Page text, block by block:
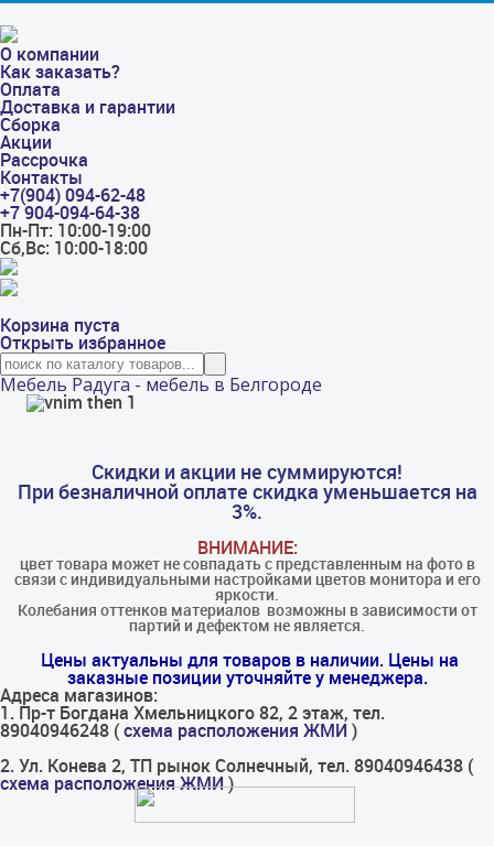
О компании
Как заказать?
Оплата
Доставка и гарантии
Сборка
Акции
Рассрочка
Контакты
+7(904) 094-62-48
+7 904-094-64-38
Пн-Пт: 10:00-19:00
Сб,Вс: 10:00-18:00
Корзина пуста
Открыть избранное
Мебель Радуга - мебель в Белгороде
Скидки и акции не суммируются!
При безналичной оплате скидка уменьшается на
3%.
ВНИМАНИЕ:
цвет товара может не совпадать с представленным на фото в
связи с индивидуальными настройками цветов монитора и его
яркости.
Колебания оттенков материалов​ ​ возможны в зависимости от
партий и дефектом не является.
Цены актуальны для товаров в наличии. Цены на
заказные позиции уточняйте у менеджера.
Адреса магазинов:
1. Пр-т Богдана Хмельницкого 82, 2 этаж, тел.
89040946248 ( схема расположения ЖМИ )
2. Ул. Конева 2, ТП рынок Солнечный, тел. 89040946438 (
схема расположения ЖМИ)